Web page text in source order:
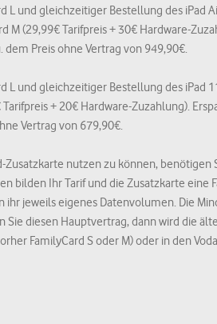
L und gleichzeitiger Bestellung des iPad
M (29,99€ Tarifpreis + 30€ Hardware-
Preis ohne Vertrag von 949,90€.
L und gleichzeitiger Bestellung des
+ 20€ Hardware-Zuzahlung).
Vertrag von 679,90€.
nutzen zu können, benötigen
bilden Ihr Tarif und die Zusatzkarte
ihr jeweils eigenes Datenvolumen. Die
diesen Hauptvertrag, dann wird die
FamilyCard S oder M) oder in den